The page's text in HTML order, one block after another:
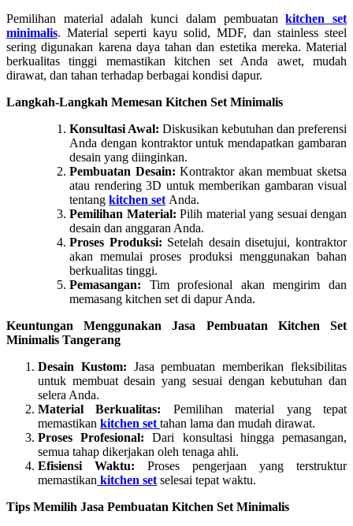
Pemilihan material adalah kunci dalam pembuatankitchen set
minimalis. Material seperti kayu solid, MDF, dan stainless steel
sering digunakan karena daya tahan dan estetika mereka. Material
berkualitas tinggi memastikan kitchen set Anda awet, mudah
dirawat, dan tahan terhadap berbagai kondisi dapur.
Langkah-Langkah Memesan Kitchen Set Minimalis
Konsultasi Awal: Diskusikan kebutuhan dan preferensi
Anda dengan kontraktor untuk mendapatkan gambaran
desain yang diinginkan.
Pembuatan Desain: Kontraktor akan membuat sketsa
atau rendering 3D untuk memberikan gambaran visual
tentang kitchen set Anda.
Pemilihan Material: Pilih material yang sesuai dengan
desain dan anggaran Anda.
Proses Produksi: Setelah desain disetujui, kontraktor
akan memulai proses produksi menggunakan bahan
berkualitas tinggi.
Pemasangan: Tim profesional akan mengirim dan
memasang kitchen set di dapur Anda.
Keuntungan Menggunakan Jasa Pembuatan Kitchen Set
Minimalis Tangerang
Desain Kustom: Jasa pembuatan memberikan fleksibilitas
untuk membuat desain yang sesuai dengan kebutuhan dan
selera Anda.
Material Berkualitas: Pemilihan material yang tepat
memastikan kitchen set tahan lama dan mudah dirawat.
Proses Profesional: Dari konsultasi hingga pemasangan,
semua tahap dikerjakan oleh tenaga ahli.
Efisiensi Waktu: Proses pengerjaan yang terstruktur
memastikan kitchen set selesai tepat waktu.
Tips Memilih Jasa Pembuatan Kitchen Set Minimalis